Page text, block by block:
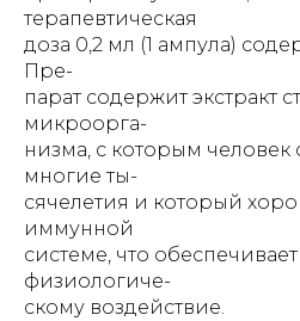
терапевтическая
доза 0,2 мл (1 ампула)
Пре-
парат содержит экстракт
микроорга-
низма, с которым человек
многие ты-
сячелетия и который
иммунной
системе, что
физиологиче-
скому воздействие.